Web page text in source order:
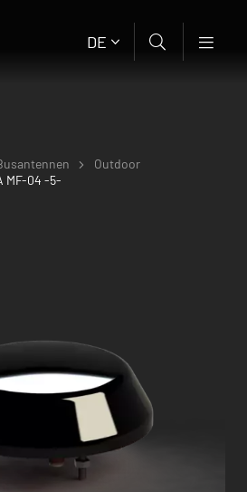
DE
Outdoor
MF-04 -5-